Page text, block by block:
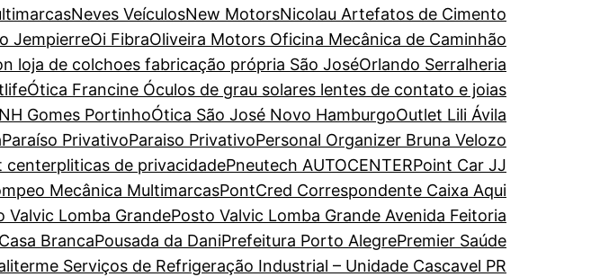
Neves VeículosNew MotorsNicolau Artefatos de Cimento
JempierreOi FibraOliveira Motors Oficina Mecânica de Caminhão
loja de colchoes fabricação própria São JoséOrlando Serralheria
Ótica Francine Óculos de grau solares lentes de contato e joias
Gomes PortinhoÓtica São José Novo HamburgoOutlet Lili Ávila
Paraíso PrivativoParaiso PrivativoPersonal Organizer Bruna Velozo
centerpliticas de privacidadePneutech AUTOCENTERPoint Car JJ
Mecânica MultimarcasPontCred Correspondente Caixa Aqui
Valvic Lomba GrandePosto Valvic Lomba Grande Avenida Feitoria
BrancaPousada da DaniPrefeitura Porto AlegrePremier Saúde
Serviços de Refrigeração Industrial – Unidade Cascavel PR